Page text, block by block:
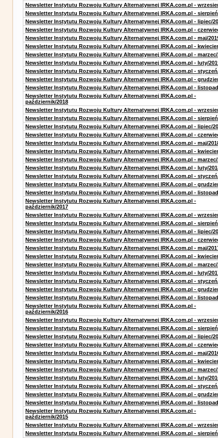
Newsletter Instytutu Rozwoju Kultury Alternatywnej IRKA.com.pl -
Newsletter Instytutu Rozwoju Kultury Alternatywnej IRKA.com.pl -
Newsletter Instytutu Rozwoju Kultury Alternatywnej IRKA.com.pl - lipiec/
Newsletter Instytutu Rozwoju Kultury Alternatywnej IRKA.com.pl -
Newsletter Instytutu Rozwoju Kultury Alternatywnej IRKA.com.pl - maj/
Newsletter Instytutu Rozwoju Kultury Alternatywnej IRKA.com.pl -
Newsletter Instytutu Rozwoju Kultury Alternatywnej IRKA.com.pl - marzec/
Newsletter Instytutu Rozwoju Kultury Alternatywnej IRKA.com.pl - luty/
Newsletter Instytutu Rozwoju Kultury Alternatywnej IRKA.com.pl -
Newsletter Instytutu Rozwoju Kultury Alternatywnej IRKA.com.pl -
Newsletter Instytutu Rozwoju Kultury Alternatywnej IRKA.com.pl -
Newsletter Instytutu Rozwoju Kultury Alternatywnej IRKA.com.pl -
październik/2018
Newsletter Instytutu Rozwoju Kultury Alternatywnej IRKA.com.pl -
Newsletter Instytutu Rozwoju Kultury Alternatywnej IRKA.com.pl -
Newsletter Instytutu Rozwoju Kultury Alternatywnej IRKA.com.pl - lipiec/
Newsletter Instytutu Rozwoju Kultury Alternatywnej IRKA.com.pl -
Newsletter Instytutu Rozwoju Kultury Alternatywnej IRKA.com.pl - maj/
Newsletter Instytutu Rozwoju Kultury Alternatywnej IRKA.com.pl -
Newsletter Instytutu Rozwoju Kultury Alternatywnej IRKA.com.pl - marzec/
Newsletter Instytutu Rozwoju Kultury Alternatywnej IRKA.com.pl - luty/
Newsletter Instytutu Rozwoju Kultury Alternatywnej IRKA.com.pl -
Newsletter Instytutu Rozwoju Kultury Alternatywnej IRKA.com.pl -
Newsletter Instytutu Rozwoju Kultury Alternatywnej IRKA.com.pl -
Newsletter Instytutu Rozwoju Kultury Alternatywnej IRKA.com.pl -
październik/2017
Newsletter Instytutu Rozwoju Kultury Alternatywnej IRKA.com.pl -
Newsletter Instytutu Rozwoju Kultury Alternatywnej IRKA.com.pl -
Newsletter Instytutu Rozwoju Kultury Alternatywnej IRKA.com.pl - lipiec/
Newsletter Instytutu Rozwoju Kultury Alternatywnej IRKA.com.pl -
Newsletter Instytutu Rozwoju Kultury Alternatywnej IRKA.com.pl - maj/
Newsletter Instytutu Rozwoju Kultury Alternatywnej IRKA.com.pl -
Newsletter Instytutu Rozwoju Kultury Alternatywnej IRKA.com.pl - marzec/
Newsletter Instytutu Rozwoju Kultury Alternatywnej IRKA.com.pl - luty/
Newsletter Instytutu Rozwoju Kultury Alternatywnej IRKA.com.pl -
Newsletter Instytutu Rozwoju Kultury Alternatywnej IRKA.com.pl -
Newsletter Instytutu Rozwoju Kultury Alternatywnej IRKA.com.pl -
Newsletter Instytutu Rozwoju Kultury Alternatywnej IRKA.com.pl -
październik/2016
Newsletter Instytutu Rozwoju Kultury Alternatywnej IRKA.com.pl -
Newsletter Instytutu Rozwoju Kultury Alternatywnej IRKA.com.pl -
Newsletter Instytutu Rozwoju Kultury Alternatywnej IRKA.com.pl - lipiec/
Newsletter Instytutu Rozwoju Kultury Alternatywnej IRKA.com.pl -
Newsletter Instytutu Rozwoju Kultury Alternatywnej IRKA.com.pl - maj/
Newsletter Instytutu Rozwoju Kultury Alternatywnej IRKA.com.pl -
Newsletter Instytutu Rozwoju Kultury Alternatywnej IRKA.com.pl - marzec/
Newsletter Instytutu Rozwoju Kultury Alternatywnej IRKA.com.pl - luty/
Newsletter Instytutu Rozwoju Kultury Alternatywnej IRKA.com.pl -
Newsletter Instytutu Rozwoju Kultury Alternatywnej IRKA.com.pl -
Newsletter Instytutu Rozwoju Kultury Alternatywnej IRKA.com.pl -
Newsletter Instytutu Rozwoju Kultury Alternatywnej IRKA.com.pl -
październik/2015
Newsletter Instytutu Rozwoju Kultury Alternatywnej IRKA.com.pl -
Newsletter Instytutu Rozwoju Kultury Alternatywnej IRKA.com.pl -